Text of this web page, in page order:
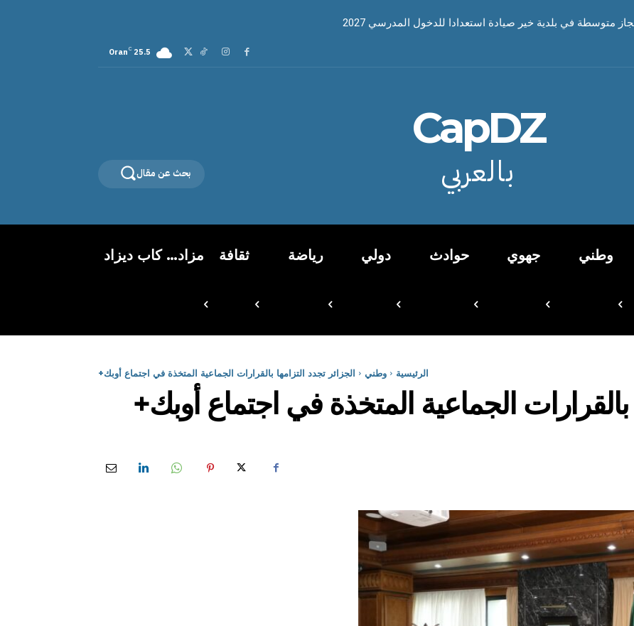
متوسطة في بلدية خير صيادة استعدادا للدخول المدرسي 2027
25.5
C
Oran
CapDZ
بالعربي بحث عن مقال
وطني جهوي حوادث دولي رياضة ثقافة مزاد… كاب ديزاد
الرئيسية وطني الجزائر تجدد التزامها بالقرارات الجماعية المتخذة في اجتماع أوبك+
بالقرارات الجماعية المتخذة في اجتماع أوبك+